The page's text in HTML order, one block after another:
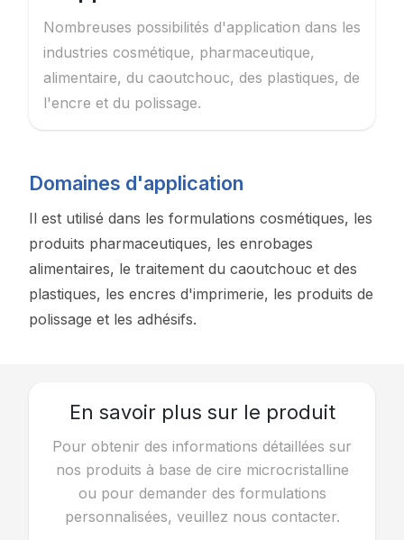
Nombreuses possibilités d'application dans les
industries cosmétique, pharmaceutique,
alimentaire, du caoutchouc, des plastiques, de
l'encre et du polissage.
Domaines d'application
Il est utilisé dans les formulations cosmétiques, les
produits pharmaceutiques, les enrobages
alimentaires, le traitement du caoutchouc et des
plastiques, les encres d'imprimerie, les produits de
polissage et les adhésifs.
En savoir plus sur le produit
Pour obtenir des informations détaillées sur
nos produits à base de cire microcristalline
ou pour demander des formulations
personnalisées, veuillez nous contacter.